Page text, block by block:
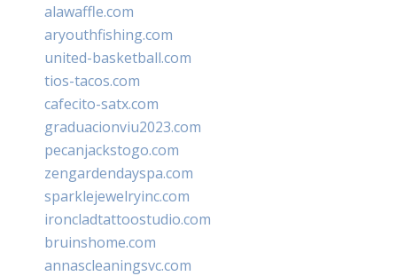
alawaffle.com
aryouthfishing.com
united-basketball.com
tios-tacos.com
cafecito-satx.com
graduacionviu2023.com
pecanjackstogo.com
zengardendayspa.com
sparklejewelryinc.com
ironcladtattoostudio.com
bruinshome.com
annascleaningsvc.com